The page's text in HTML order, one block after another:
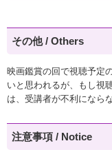
その他 / Others
映画鑑賞の回で視聴予定
いと思われるが、もし視
は、受講者が不利になら
注意事項 / Notice